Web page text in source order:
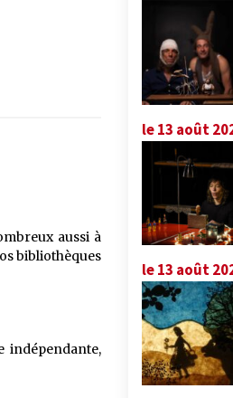
aussi à
bibliothèques
indépendante,
le 13 août
le 13 août